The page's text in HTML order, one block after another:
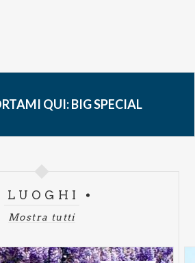
QUI:BIG SPECIAL
LUOGHI
Mostra tutti